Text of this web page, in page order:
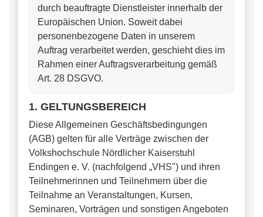
durch beauftragte Dienstleister innerhalb der
Europäischen Union. Soweit dabei
personenbezogene Daten in unserem
Auftrag verarbeitet werden, geschieht dies im
Rahmen einer Auftragsverarbeitung gemäß
Art. 28 DSGVO.
1. GELTUNGSBEREICH
Diese Allgemeinen Geschäftsbedingungen
(AGB) gelten für alle Verträge zwischen der
Volkshochschule Nördlicher Kaiserstuhl
Endingen e. V. (nachfolgend „VHS") und ihren
Teilnehmerinnen und Teilnehmern über die
Teilnahme an Veranstaltungen, Kursen,
Seminaren, Vorträgen und sonstigen Angeboten